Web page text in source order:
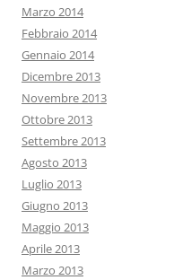
Marzo 2014
Febbraio 2014
Gennaio 2014
Dicembre 2013
Novembre 2013
Ottobre 2013
Settembre 2013
Agosto 2013
Luglio 2013
Giugno 2013
Maggio 2013
Aprile 2013
Marzo 2013